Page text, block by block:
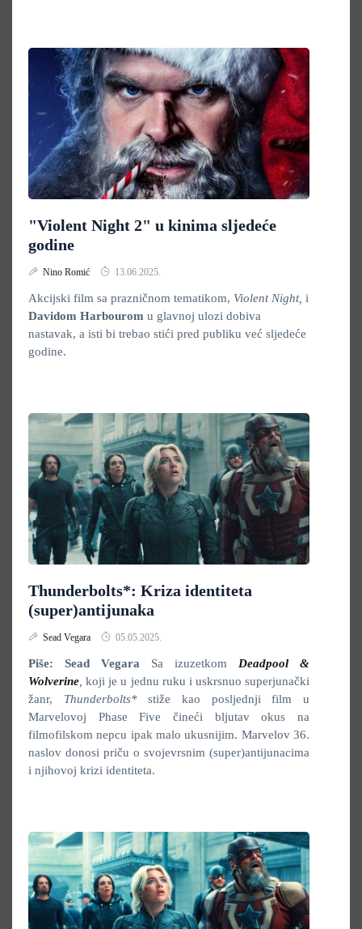
"Violent Night 2" u kinima sljedeće
godine
Nino Romić 13.06.2025.
Akcijski film sa prazničnom tematikom, Violent Night, i
Davidom Harbourom u glavnoj ulozi dobiva
nastavak, a isti bi trebao stići pred publiku već sljedeće
godine.
Thunderbolts*: Kriza identiteta
(super)antijunaka
Sead Vegara 05.05.2025.
Piše: Sead Vegara Sa izuzetkom Deadpool &
Wolverine ,koji je u jednu ruku i uskrsnuo superjunački
žanr, Thunderbolts*stiže kao posljednji film u
Marvelovoj Phase Five čineći bljutav okus na
filmofilskom nepcu ipak malo ukusnijim. Marvelov 36.
naslov donosi priču o svojevrsnim (super)antijunacima
i njihovoj krizi identiteta.